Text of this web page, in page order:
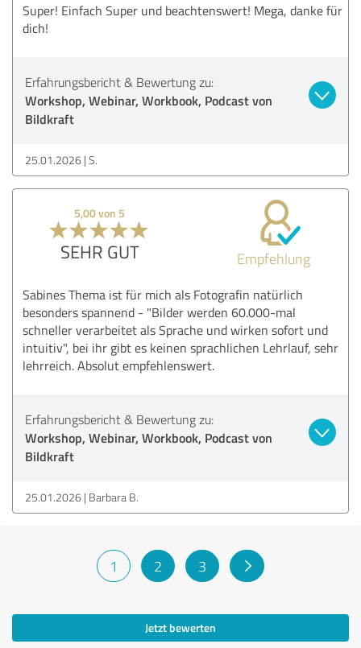
Super! Einfach Super und beachtenswert! Mega, danke für
dich!
Erfahrungsbericht & Bewertung zu:
Workshop, Webinar, Workbook, Podcast von
Bildkraft
25.01.2026 S.
5,00 von 5
SEHR GUT Empfehlung
Sabines Thema ist für mich als Fotografin natürlich
besonders spannend - "Bilder werden 60.000-mal
schneller verarbeitet als Sprache und wirken sofort und
intuitiv", bei ihr gibt es keinen sprachlichen Lehrlauf, sehr
lehrreich. Absolut empfehlenswert.
Erfahrungsbericht & Bewertung zu:
Workshop, Webinar, Workbook, Podcast von
Bildkraft
25.01.2026 Barbara B.
1 2 3
Jetzt bewerten